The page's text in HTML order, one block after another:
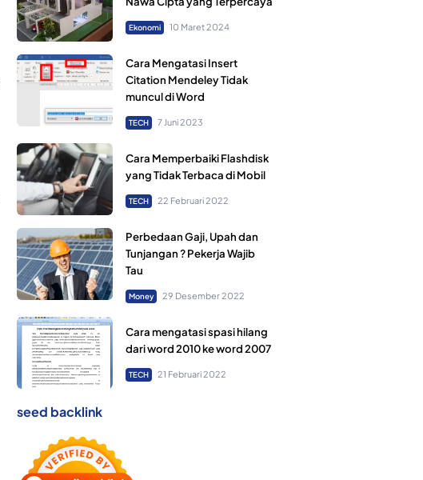
Ekonomi 10 Maret 2024
Cara Mengatasi Insert
Citation Mendeley Tidak
muncul di Word
TECH 7 Juni 2023
Cara Memperbaiki Flashdisk
yang Tidak Terbaca di Mobil
TECH 22 Februari 2022
Perbedaan Gaji, Upah dan
Tunjangan ? Pekerja Wajib
Tau
Money 29 Desember 2022
Cara mengatasi spasi hilang
dari word 2010 ke word 2007
TECH 21 Februari 2022
seed backlink